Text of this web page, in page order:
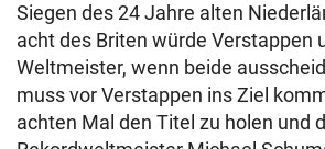
Siegen des 24 Jahre alten
acht des Briten würde Verstappen
Weltmeister, wenn beide
muss vor Verstappen ins Ziel
achten Mal den Titel zu holen und